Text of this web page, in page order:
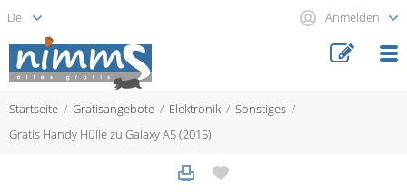
Anmelden
Startseite Gratisangebote Elektronik
Sonstiges
Gratis Handy Hülle zu Galaxy A5 (2015)